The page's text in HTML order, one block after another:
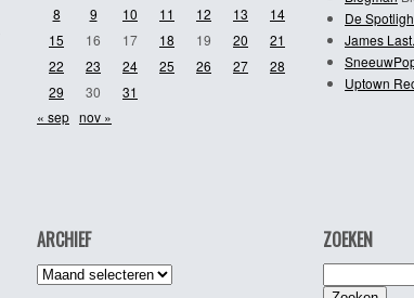
8
9 10 11 12 13
14
15
16 17 18 19 20
21
22
23 24 25 26 27
28
29
30
31
« sep nov »
De
James
Uptown
ARCHIEF
Archief
ZOEKEN